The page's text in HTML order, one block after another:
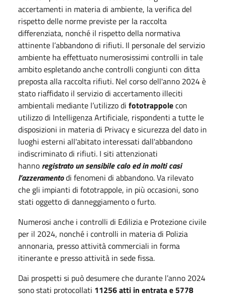
accertamenti in materia di ambiente, la verifica del
rispetto delle norme previste per la raccolta
differenziata, nonché il rispetto della normativa
attinente l’abbandono di rifiuti. Il personale del servizio
ambiente ha effettuato numerosissimi controlli in tale
ambito espletando anche controlli congiunti con ditta
preposta alla raccolta rifiuti. Nel corso dell'anno 2024 è
stato riaffidato il servizio di accertamento illeciti
ambientali mediante l’utilizzo di fototrappolecon
utilizzo di Intelligenza Artificiale, rispondenti a tutte le
disposizioni in materia di Privacy e sicurezza del dato in
luoghi esterni all'abitato interessati dall'abbandono
indiscriminato di rifiuti. I siti attenzionati
hanno registrato un sensibile calo ed in molti casi
l’azzeramentodi fenomeni di abbandono. Va rilevato
che gli impianti di fototrappole, in più occasioni, sono
stati oggetto di danneggiamento o furto.
Numerosi anche i controlli di Edilizia e Protezione civile
per il 2024, nonché i controlli in materia di Polizia
annonaria, presso attività commerciali in forma
itinerante e presso attività in sede fissa.
Dai prospetti si può desumere che durante l’anno 2024
sono stati protocollati 11256 atti in entrata e 5778